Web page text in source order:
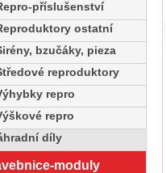
příslušenství
ostatní
bzučáky, pieza
reproduktory
repro
repro
díly
moduly